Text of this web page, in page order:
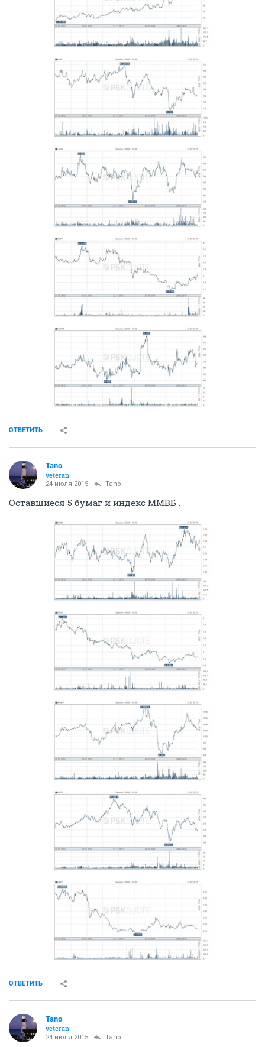
ОТВЕТИТЬ
Tano
veteran
24 июля 2015 Tano
Оставшиеся 5 бумаг и индекс ММВБ .
ОТВЕТИТЬ
Tano
veteran
24 июля 2015 Tano